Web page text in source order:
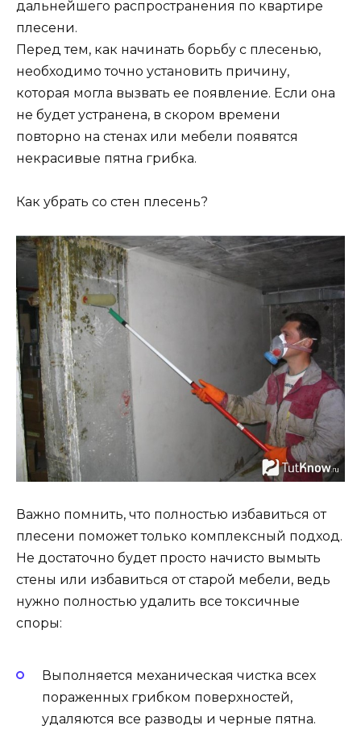
дальнейшего распространения по квартире
плесени.
Перед тем, как начинать борьбу с плесенью,
необходимо точно установить причину,
которая могла вызвать ее появление. Если она
не будет устранена, в скором времени
повторно на стенах или мебели появятся
некрасивые пятна грибка.
Как убрать со стен плесень?
Важно помнить, что полностью избавиться от
плесени поможет только комплексный подход.
Не достаточно будет просто начисто вымыть
стены или избавиться от старой мебели, ведь
нужно полностью удалить все токсичные
споры:
Выполняется механическая чистка всех
пораженных грибком поверхностей,
удаляются все разводы и черные пятна.